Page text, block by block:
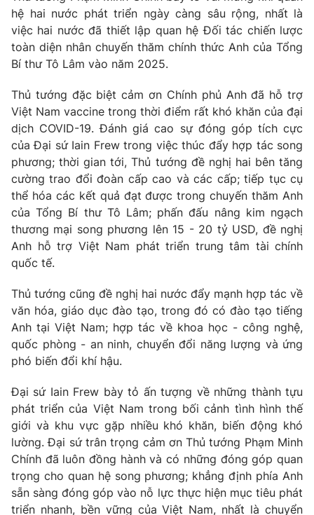
Sản phẩm
Thị trường
Tư vấn
Lịch phát sóng
Chuyên mục khác
Emagazine Podcast
Photo Infographic
Video Shorts video
VTV Money VTV Thể thao
Thị trường 24h Tấm lòng Việt
VTV4
VTV9 VTV8
Liên hệ tòa soạn English
hệ hai nước phát triển ngày càng sâu rộng, nhất là
việc hai nước đã thiết lập quan hệ Đối tác chiến lược
toàn diện nhân chuyến thăm chính thức Anh của Tổng
Bí thư Tô Lâm vào năm 2025.
Thủ tướng đặc biệt cảm ơn Chính phủ Anh đã hỗ trợ
Việt Nam vaccine trong thời điểm rất khó khăn của đại
dịch COVID-19. Đánh giá cao sự đóng góp tích cực
của Đại sứ Iain Frew trong việc thúc đẩy hợp tác song
phương; thời gian tới, Thủ tướng đề nghị hai bên tăng
cường trao đổi đoàn cấp cao và các cấp; tiếp tục cụ
thể hóa các kết quả đạt được trong chuyến thăm Anh
của Tổng Bí thư Tô Lâm; phấn đấu nâng kim ngạch
thương mại song phương lên 15 - 20 tỷ USD, đề nghị
Anh hỗ trợ Việt Nam phát triển trung tâm tài chính
quốc tế.
Thủ tướng cũng đề nghị hai nước đẩy mạnh hợp tác về
văn hóa, giáo dục đào tạo, trong đó có đào tạo tiếng
Anh tại Việt Nam; hợp tác về khoa học - công nghệ,
quốc phòng - an ninh, chuyển đổi năng lượng và ứng
phó biến đổi khí hậu.
Đại sứ Iain Frew bày tỏ ấn tượng về những thành tựu
phát triển của Việt Nam trong bối cảnh tình hình thế
giới và khu vực gặp nhiều khó khăn, biến động khó
lường. Đại sứ trân trọng cảm ơn Thủ tướng Phạm Minh
Chính đã luôn đồng hành và có những đóng góp quan
trọng cho quan hệ song phương; khẳng định phía Anh
sẵn sàng đóng góp vào nỗ lực thực hiện mục tiêu phát
triển nhanh, bền vững của Việt Nam, nhất là chuyển